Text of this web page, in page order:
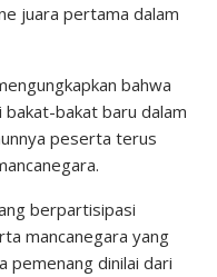
juara pertama dalam
bahwa
bakat-bakat baru dalam
peserta terus
berpartisipasi
mancanegara yang
pemenang dinilai dari